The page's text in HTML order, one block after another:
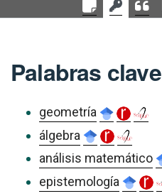
Palabras clave
geometría
álgebra
análisis matemático
epistemología